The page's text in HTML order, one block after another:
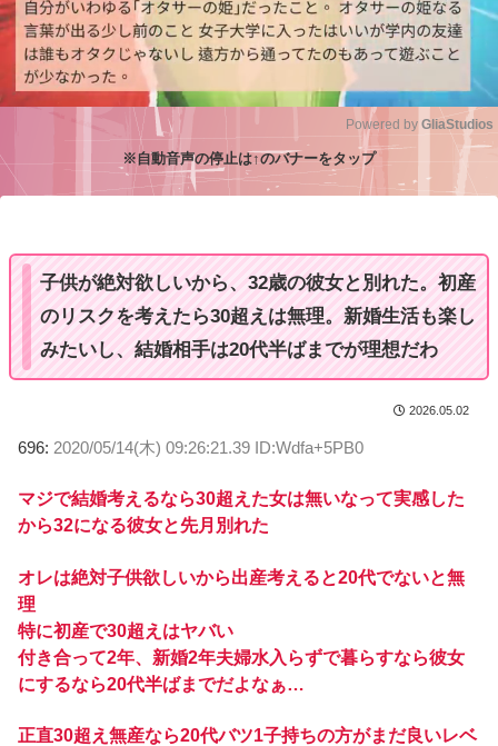
Powered by GliaStudios
※自動音声の停止は↑のバナーをタップ
子供が絶対欲しいから、32歳の彼女と別れた。初産
のリスクを考えたら30超えは無理。新婚生活も楽し
みたいし、結婚相手は20代半ばまでが理想だわ
2026.05.02
696: 2020/05/14(木) 09:26:21.39 ID:Wdfa+5PB0
マジで結婚考えるなら30超えた女は無いなって実感した
から32になる彼女と先月別れた
オレは絶対子供欲しいから出産考えると20代でないと無
理
特に初産で30超えはヤバい
付き合って2年、新婚2年夫婦水入らずで暮らすなら彼女
にするなら20代半ばまでだよなぁ…
正直30超え無産なら20代バツ1子持ちの方がまだ良いレベ